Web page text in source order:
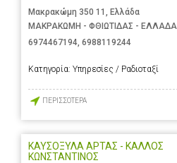
Μακρακώμη 350 11, Ελλάδα
ΜΑΚΡΑΚΩΜΗ - ΦΘΙΩΤΙΔΑΣ - ΕΛΛΑΔΑ
6974467194 6988119244
Κατηγορία: Υπηρεσίες / Ραδιοταξί
ΠΕΡΙΣΣΟΤΕΡΑ
ΚΑΥΣΟΞΥΛΑ ΑΡΤΑΣ - ΚΑΛΛΟΣ
ΚΩΝΣΤΑΝΤΙΝΟΣ